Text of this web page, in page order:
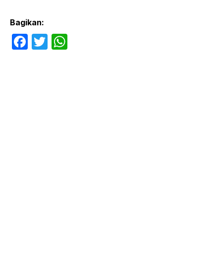
Bagikan:
F
T